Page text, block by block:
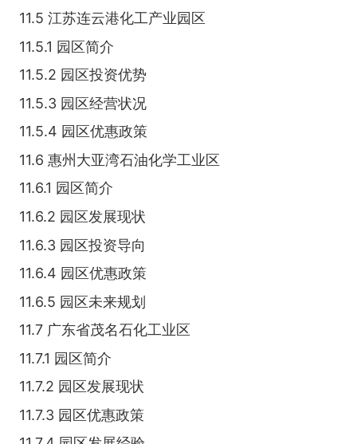
11.5 江苏连云港化工产业园区
11.5.1 园区简介
11.5.2 园区投资优势
11.5.3 园区经营状况
11.5.4 园区优惠政策
11.6 惠州大亚湾石油化学工业区
11.6.1 园区简介
11.6.2 园区发展现状
11.6.3 园区投资导向
11.6.4 园区优惠政策
11.6.5 园区未来规划
11.7 广东省茂名石化工业区
11.7.1 园区简介
11.7.2 园区发展现状
11.7.3 园区优惠政策